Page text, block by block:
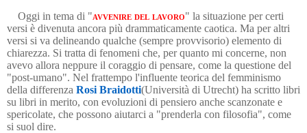
Oggi in tema di "avvenire del lavoro" la situazione per certi
versi è divenuta ancora più drammaticamente caotica. Ma per altri
versi si va delineando qualche (sempre provvisorio) elemento di
chiarezza. Si tratta di fenomeni che, per quanto mi concerne, non
avevo allora neppure il coraggio di pensare, come la questione del
"post-umano". Nel frattempo l'influente teorica del femminismo
della differenza Rosi Braidotti(Università di Utrecht) ha scritto libri
su libri in merito, con evoluzioni di pensiero anche scanzonate e
spericolate, che possono aiutarci a "prenderla con filosofia", come
si suol dire.